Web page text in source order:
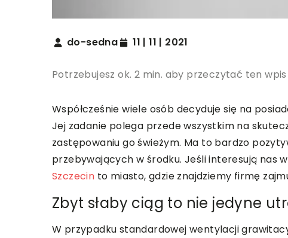
do-sedna 11 | 11 | 2021
Potrzebujesz ok. 2 min. aby przeczytać ten wpis
Współcześnie wiele osób decyduje się na
Jej zadanie polega przede wszystkim na
zastępowaniu go świeżym. Ma to bardzo
przebywających w środku. Jeśli interesują nas
Szczecin to miasto, gdzie znajdziemy firmę
Zbyt słaby ciąg to nie jedyne
W przypadku standardowej wentylacji